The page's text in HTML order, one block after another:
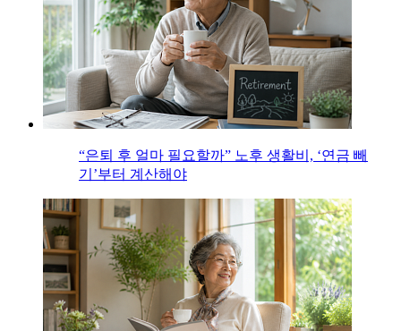
“은퇴 후 얼마 필요할까” 노후 생활비, ‘연금 빼
기’부터 계산해야